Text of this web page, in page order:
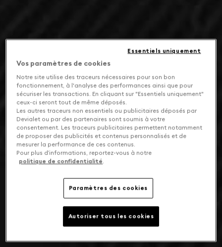
Vos paramètres de cookies
Notre site utilise des traceurs nécessaires pour son bon
fonctionnement, à l'analyse des performances ainsi que pour
sécuriser les transactions. En cliquant sur "Essentiels uniquement"
ceux-ci seront tout de même déposés.
Les autres traceurs non essentiels ou publicitaires déposés par
Devialet ou par des partenaires sont soumis à votre
consentement. Les traceurs publicitaires permettent notamment
de proposer des publicités et contenus personnalisés et de
mesurer la performance de ces contenus.
Pour plus d’informations, reportez-vous à notre
politique de confidentialité.
Paramètres des cookies
Essentiels uniquement
Autoriser tous les cookies